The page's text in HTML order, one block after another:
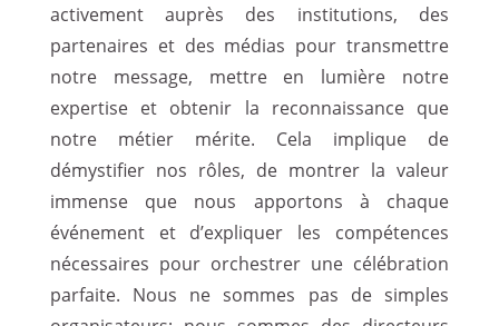
activement auprès des institutions, des
partenaires et des médias pour transmettre
notre message, mettre en lumière notre
expertise et obtenir la reconnaissance que
notre métier mérite. Cela implique de
démystifier nos rôles, de montrer la valeur
immense que nous apportons à chaque
événement et d’expliquer les compétences
nécessaires pour orchestrer une célébration
parfaite. Nous ne sommes pas de simples